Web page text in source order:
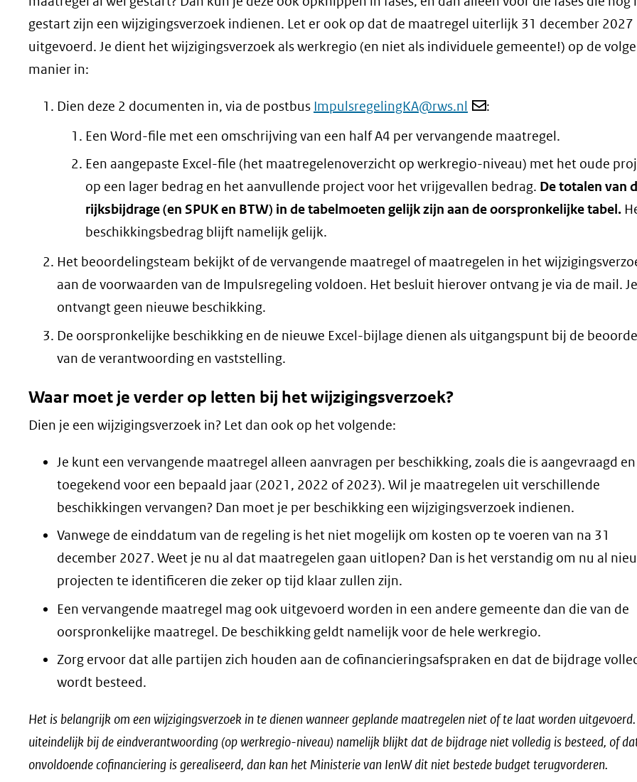
gestart zijn een wijzigingsverzoek indienen. Let er ook op dat de maatregel uiterlijk 31 december 2027
uitgevoerd. Je dient het wijzigingsverzoek als werkregio (en niet als individuele gemeente!) op de
manier in:
Dien deze 2 documenten in, via de postbus ImpulsregelingKA@rws.nl
:
Een Word-file met een omschrijving van een half A4 per vervangende maatregel.
Een aangepaste Excel-file (het maatregelenoverzicht op werkregio-niveau) met het oude
op een lager bedrag en het aanvullende project voor het vrijgevallen bedrag. De totalen van
rijksbijdrage (en SPUK en BTW) in de tabelmoeten gelijk zijn aan de oorspronkelijke tabel.
beschikkingsbedrag blijft namelijk gelijk.
Het beoordelingsteam bekijkt of de vervangende maatregel of maatregelen in het
aan de voorwaarden van de Impulsregeling voldoen. Het besluit hierover ontvang je via de mail. Je
ontvangt geen nieuwe beschikking.
De oorspronkelijke beschikking en de nieuwe Excel-bijlage dienen als uitgangspunt bij de
van de verantwoording en vaststelling.
Waar moet je verder op letten bij het wijzigingsverzoek?
Dien je een wijzigingsverzoek in? Let dan ook op het volgende:
Je kunt een vervangende maatregel alleen aanvragen per beschikking, zoals die is aangevraagd en
toegekend voor een bepaald jaar (2021, 2022 of 2023). Wil je maatregelen uit verschillende
beschikkingen vervangen? Dan moet je per beschikking een wijzigingsverzoek indienen.
Vanwege de einddatum van de regeling is het niet mogelijk om kosten op te voeren van na 31
december 2027. Weet je nu al dat maatregelen gaan uitlopen? Dan is het verstandig om nu al
projecten te identificeren die zeker op tijd klaar zullen zijn.
Een vervangende maatregel mag ook uitgevoerd worden in een andere gemeente dan die van de
oorspronkelijke maatregel. De beschikking geldt namelijk voor de hele werkregio.
Zorg ervoor dat alle partijen zich houden aan de cofinancieringsafspraken en dat de bijdrage
wordt besteed.
Het is belangrijk om een wijzigingsverzoek in te dienen wanneer geplande maatregelen niet of te laat worden
uiteindelijk bij de eindverantwoording (op werkregio-niveau) namelijk blijkt dat de bijdrage niet volledig is besteed, of
onvoldoende cofinanciering is gerealiseerd, dan kan het Ministerie van IenW dit niet bestede budget terugvorderen.